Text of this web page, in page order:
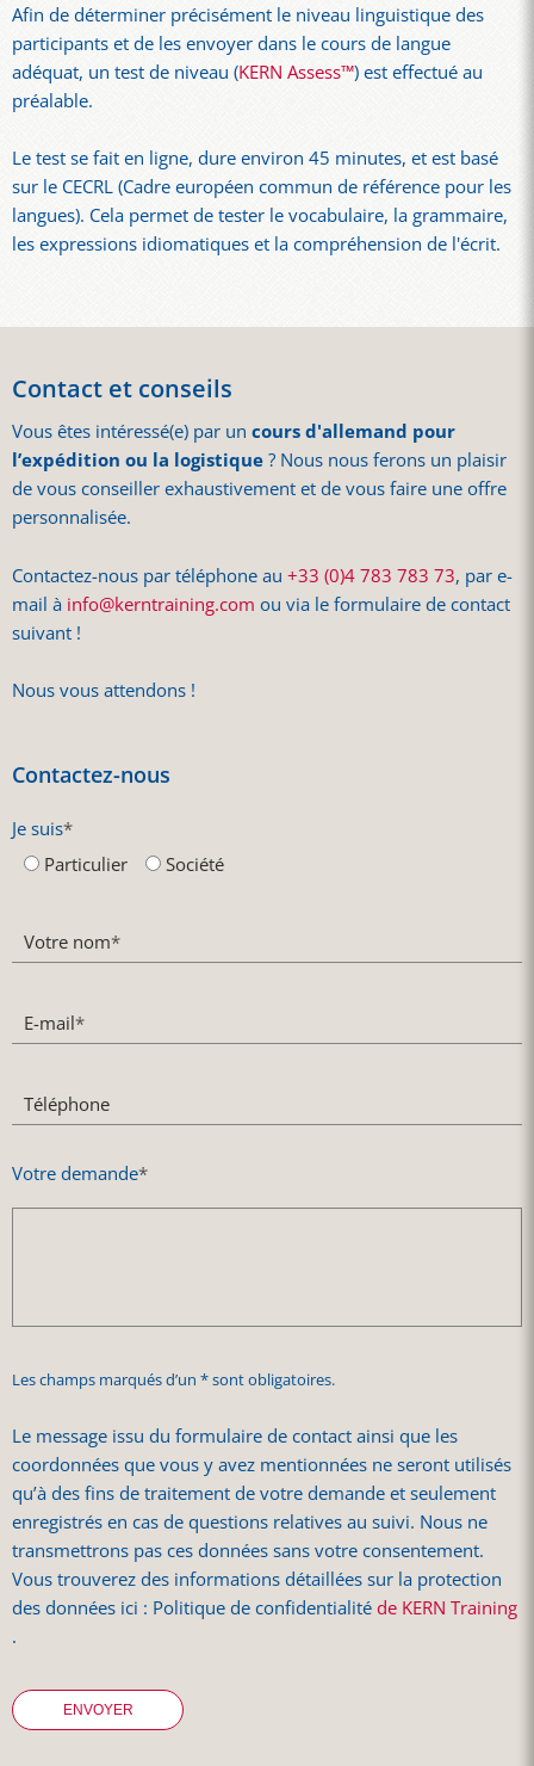
Afin de déterminer précisément le niveau linguistique des
participants et de les envoyer dans le cours de langue
adéquat, un test de niveau (KERN Assess™) est effectué au
préalable.
Le test se fait en ligne, dure environ 45 minutes, et est basé
sur le CECRL (Cadre européen commun de référence pour les
langues). Cela permet de tester le vocabulaire, la grammaire,
les expressions idiomatiques et la compréhension de l'écrit.
Contact et conseils
Vous êtes intéressé(e) par un cours d'allemand pour
l’expédition ou la logistique? Nous nous ferons un plaisir
de vous conseiller exhaustivement et de vous faire une offre
personnalisée.
Contactez-nous par téléphone au +33 (0)4 783 783 73, par e-
mail à info@kerntraining.com ou via le formulaire de contact
suivant !
Nous vous attendons !
Contactez-nous
Je suis*
Particulier
Société
Votre nom*
E-mail*
Téléphone
Votre demande*
Les champs marqués d’un * sont obligatoires.
Le message issu du formulaire de contact ainsi que les
coordonnées que vous y avez mentionnées ne seront utilisés
qu’à des fins de traitement de votre demande et seulement
enregistrés en cas de questions relatives au suivi. Nous ne
transmettrons pas ces données sans votre consentement.
Vous trouverez des informations détaillées sur la protection
des données ici : Politique de confidentialitéde KERN Training
.